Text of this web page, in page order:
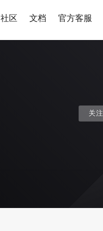
社区 文档 官方客服
关注